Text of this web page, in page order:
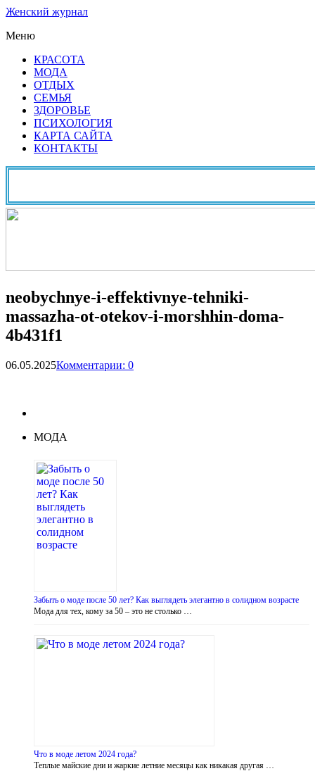
Женский журнал
Меню
КРАСОТА
МОДА
ОТДЫХ
СЕМЬЯ
ЗДОРОВЬЕ
ПСИХОЛОГИЯ
КАРТА САЙТА
КОНТАКТЫ
neobychnye-i-effektivnye-tehniki-
massazha-ot-otekov-i-morshhin-doma-
4b431f1
06.05.2025Комментарии: 0
МОДА
Забыть о моде после 50 лет? Как выглядеть элегантно в солидном возрасте
Мода для тех, кому за 50 – это не столько …
Что в моде летом 2024 года?
Теплые майские дни и жаркие летние месяцы как никакая другая …